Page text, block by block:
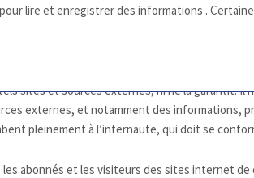
lire et enregistrer des informations .
:
Les sites internet ne peuvent offrir des
ne dispose d’aucun moyen pour contrôler les
sites et sources externes, ni ne la garantit.
externes, et notamment des informations,
pleinement à l’internaute, qui doit se
abonnés et les visiteurs des sites internet